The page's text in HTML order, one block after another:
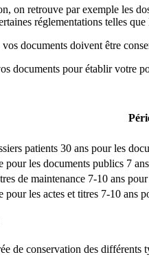
on retrouve par exemple les
réglementations telles
documents doivent être
documents pour établir votre
patients 30 ans pour les
pour les documents publics 7
de maintenance 7-10 ans
pour les actes et titres 7-10 ans
de conservation des